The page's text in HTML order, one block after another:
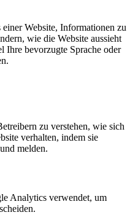
Website, Informationen zu
wie die Website aussieht
bevorzugte Sprache oder
zu verstehen, wie sich
verhalten, indem sie
melden.
Analytics verwendet, um